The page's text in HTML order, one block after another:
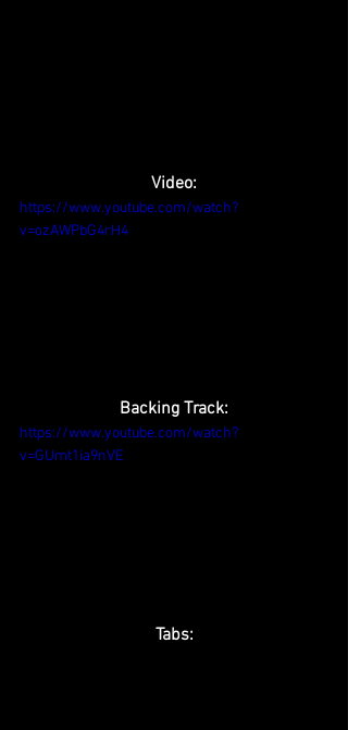
Video:
https://www.youtube.com/watch?
v=ozAWPbG4rH4
Backing Track:
https://www.youtube.com/watch?
v=GUmt1ia9nVE
Tabs: